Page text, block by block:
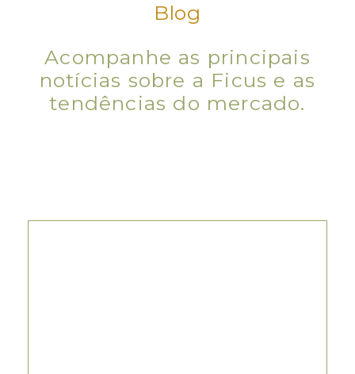
Blog
Acompanhe as principais
notícias sobre a Ficus e as
tendências do mercado.